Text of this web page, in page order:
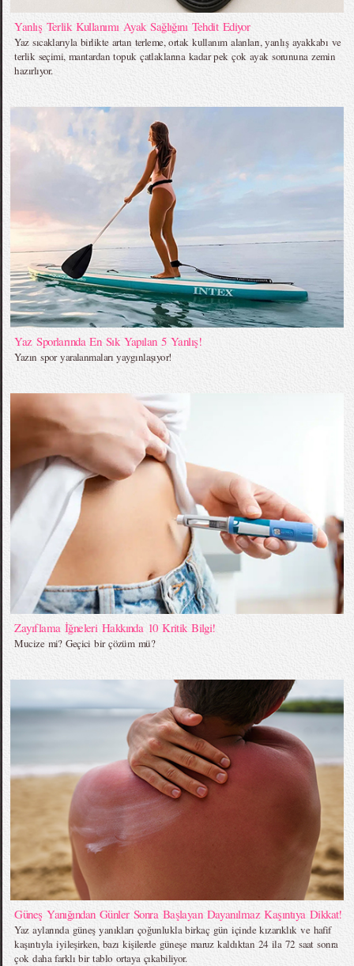
Yanlış Terlik Kullanımı Ayak Sağlığını Tehdit Ediyor
Yaz sıcaklarıyla birlikte artan terleme, ortak kullanım alanları, yanlış ayakkabı ve
terlik seçimi, mantardan topuk çatlaklarına kadar pek çok ayak sorununa zemin
hazırlıyor.
Yaz Sporlarında En Sık Yapılan 5 Yanlış!
Yazın spor yaralanmaları yaygınlaşıyor!
Zayıflama İğneleri Hakkında 10 Kritik Bilgi!
Mucize mi? Geçici bir çözüm mü?
Güneş Yanığından Günler Sonra Başlayan Dayanılmaz Kaşıntıya Dikkat!
Yaz aylarında güneş yanıkları çoğunlukla birkaç gün içinde kızarıklık ve hafif
kaşıntıyla iyileşirken, bazı kişilerde güneşe maruz kaldıktan 24 ila 72 saat sonra
çok daha farklı bir tablo ortaya çıkabiliyor.